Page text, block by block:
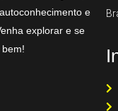
e
explorar e se